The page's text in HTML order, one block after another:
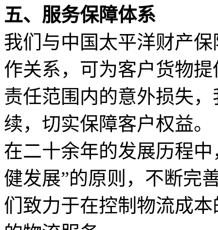
五、服务保障体系
我们与中国太平洋财产
作关系，可为客户货物
责任范围内的意外损失
续，切实保障客户权益。
在二十余年的发展历程
健发展”的原则，不断完
们致力于在控制物流成